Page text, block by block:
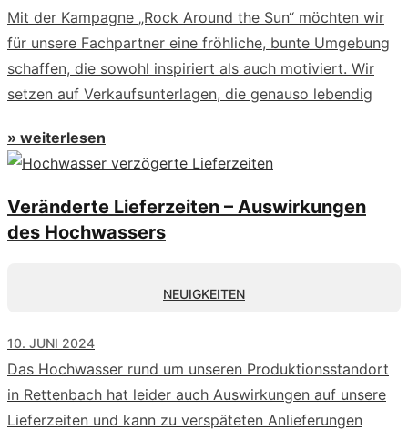
Mit der Kampagne „Rock Around the Sun“ möchten wir
für unsere Fachpartner eine fröhliche, bunte Umgebung
schaffen, die sowohl inspiriert als auch motiviert. Wir
setzen auf Verkaufsunterlagen, die genauso lebendig
» weiterlesen
Veränderte Lieferzeiten – Auswirkungen
des Hochwassers
NEUIGKEITEN
10. JUNI 2024
Das Hochwasser rund um unseren Produktionsstandort
in Rettenbach hat leider auch Auswirkungen auf unsere
Lieferzeiten und kann zu verspäteten Anlieferungen